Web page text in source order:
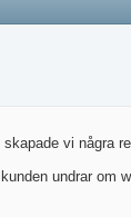
vi
undrar om